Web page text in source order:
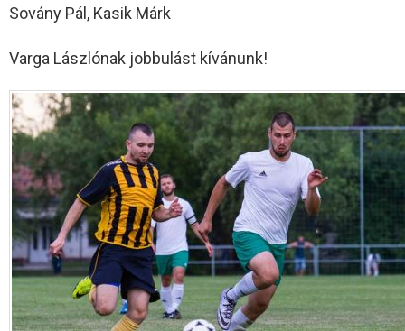
Sovány Pál, Kasik Márk
Varga Lászlónak jobbulást kívánunk!